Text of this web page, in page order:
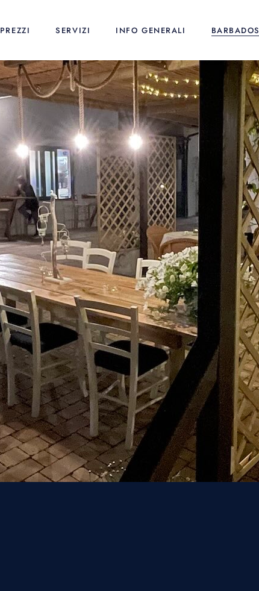
PREZZI
Listino Camping
Listino Appartamenti
Listino Case Mobili
Listino Glamping
SERVIZI
Servizi generali
Wellness
Wedding
INFO GENERALI
Dove siamo
Guida al soggiorno
Chi siamo
Prenota il tuo traghetto
Webcam
Sostenibilità ambientale
My Vsmaria App
BARBADOS